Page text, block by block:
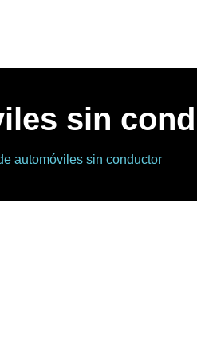
sin
automóviles sin conductor